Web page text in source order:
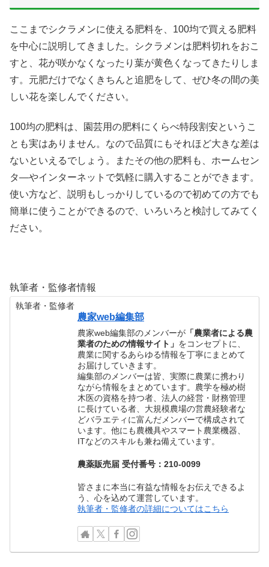
ここまでシクラメンに使える肥料を、100均で買える肥料
を中心に説明してきました。シクラメンは肥料切れをおこ
すと、花が咲かなくなったり葉が黄色くなってきたりしま
す。元肥だけでなくきちんと追肥をして、ぜひ冬の間の美
しい花を楽しんでください。
100均の肥料は、園芸用の肥料にくらべ特段割安というこ
とも実はありません。なので品質にもそれほど大きな差は
ないといえるでしょう。またその他の肥料も、ホームセン
タ―やインターネットで気軽に購入することができます。
使い方など、説明もしっかりしているので初めての方でも
簡単に使うことができるので、いろいろと検討してみてく
ださい。
執筆者・監修者情報
執筆者・監修者
農家web編集部
農家web編集部のメンバーが 「農業者による農
業者のための情報サイト」 をコンセプトに、
農業に関するあらゆる情報を丁寧にまとめて
お届けしていきます。
編集部のメンバーは皆、実際に農業に携わり
ながら情報をまとめています。農学を極め樹
木医の資格を持つ者、法人の経営・財務管理
に長けている者、大規模農場の営農経験者な
どバラエティに富んだメンバーで構成されて
います。他にも農機具やスマート農業機器、
ITなどのスキルも兼ね備えています。
農薬販売届 受付番号：210-0099
皆さまに本当に有益な情報をお伝えできるよ
う、心を込めて運営しています。
執筆者・監修者の詳細についてはこちら